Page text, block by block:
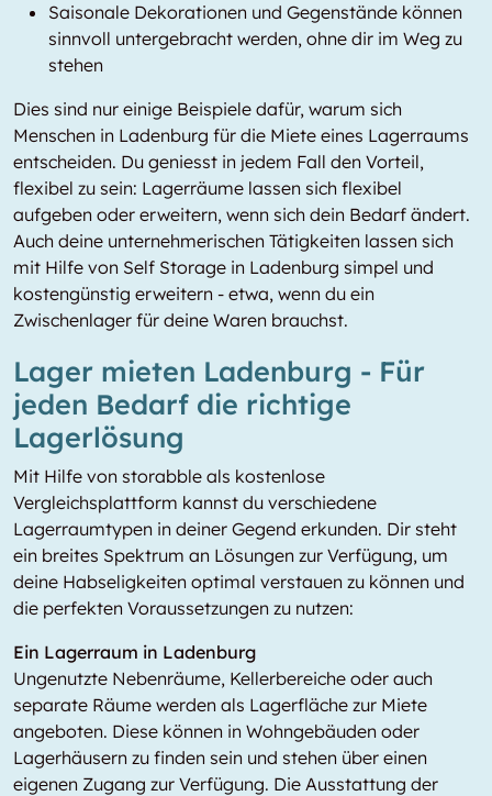
Saisonale Dekorationen und Gegenstände können
sinnvoll untergebracht werden, ohne dir im Weg zu
stehen
Dies sind nur einige Beispiele dafür, warum sich
Menschen in Ladenburg für die Miete eines Lagerraums
entscheiden. Du geniesst in jedem Fall den Vorteil,
flexibel zu sein: Lagerräume lassen sich flexibel
aufgeben oder erweitern, wenn sich dein Bedarf ändert.
Auch deine unternehmerischen Tätigkeiten lassen sich
mit Hilfe von Self Storage in Ladenburg simpel und
kostengünstig erweitern - etwa, wenn du ein
Zwischenlager für deine Waren brauchst.
Lager mieten Ladenburg - Für
jeden Bedarf die richtige
Lagerlösung
Mit Hilfe von storabble als kostenlose
Vergleichsplattform kannst du verschiedene
Lagerraumtypen in deiner Gegend erkunden. Dir steht
ein breites Spektrum an Lösungen zur Verfügung, um
deine Habseligkeiten optimal verstauen zu können und
die perfekten Voraussetzungen zu nutzen:
Ein Lagerraum in Ladenburg
Ungenutzte Nebenräume, Kellerbereiche oder auch
separate Räume werden als Lagerfläche zur Miete
angeboten. Diese können in Wohngebäuden oder
Lagerhäusern zu finden sein und stehen über einen
eigenen Zugang zur Verfügung. Die Ausstattung der